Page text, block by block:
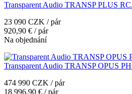
Transparent Audio TRANSP PLUS
23 090 CZK / pár
920,90 € / pár
Na objednání
Transparent Audio TRANSP OPUS
474 990 CZK / pár
18 996,90 € / pár